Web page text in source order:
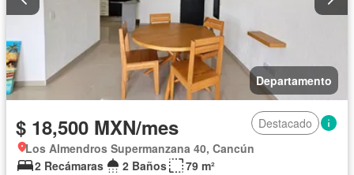
Departamento
$ 18,500 MXN/mes
Destacado
Los Almendros Supermanzana 40, Cancún
2 Recámaras
2 Baños
79 m²